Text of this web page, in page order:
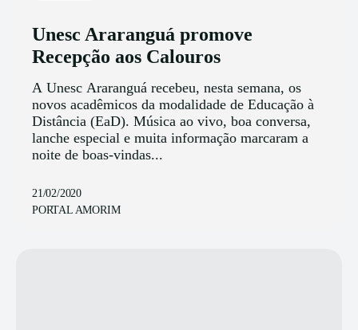
Unesc Araranguá promove
Recepção aos Calouros
A Unesc Araranguá recebeu, nesta semana, os
novos acadêmicos da modalidade de Educação à
Distância (EaD). Música ao vivo, boa conversa,
lanche especial e muita informação marcaram a
noite de boas-vindas...
21/02/2020
PORTAL AMORIM